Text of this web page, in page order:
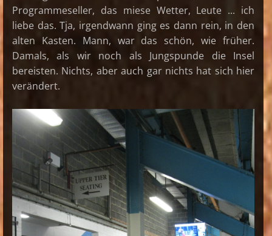
Programmeseller, das miese Wetter, Leute ... ich
liebe das. Tja, irgendwann ging es dann rein, in den
alten Kasten. Mann, war das schön, wie früher.
Damals, als wir noch als Jungspunde die Insel
bereisten. Nichts, aber auch gar nichts hat sich hier
verändert.